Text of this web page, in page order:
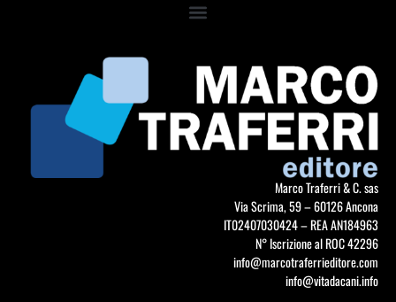
Marco Traferri & C. sas
Via Scrima, 59 – 60126 Ancona
IT02407030424 – REA AN184963
N° Iscrizione al ROC 42296
info@marcotraferrieditore.com
info@vitadacani.info